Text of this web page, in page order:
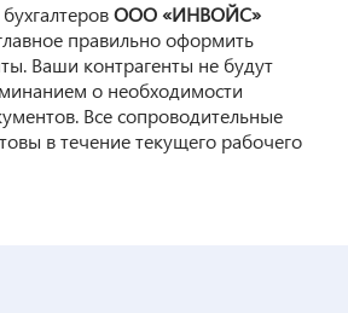
ООО «ИНВОЙС»
правильно оформить
Ваши контрагенты не будут
о необходимости
Все сопроводительные
в течение текущего рабочего